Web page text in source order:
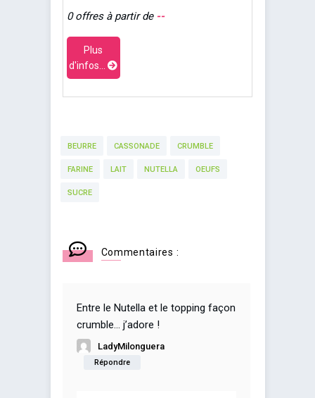
0 offres à partir de --
Plus
d'infos...
BEURRE CASSONADE CRUMBLE
FARINE LAIT NUTELLA OEUFS
SUCRE
Commentaires :
Entre le Nutella et le topping façon
crumble… j’adore !
LadyMilonguera
Répondre